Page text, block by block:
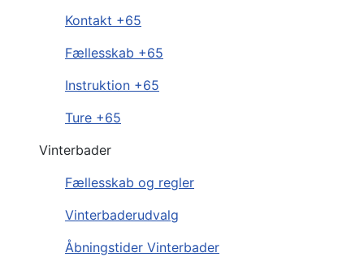
Kontakt +65
Fællesskab +65
Instruktion +65
Ture +65
Vinterbader
Fællesskab og regler
Vinterbaderudvalg
Åbningstider Vinterbader